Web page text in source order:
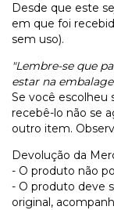
Desde que este
em que foi
sem uso).
"Lembre-se que
estar na
Se você escolheu
recebê-lo não se
outro item.
Devolução da
- O produto não
- O produto deve
original,